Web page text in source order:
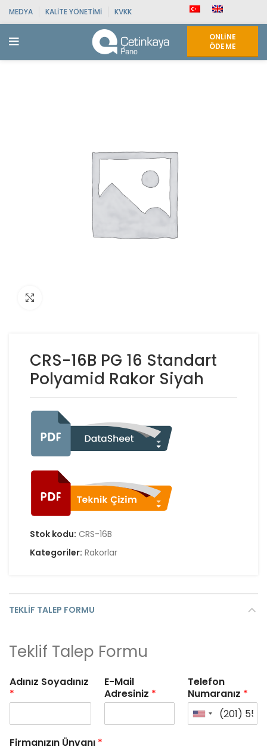
MEDYA KALITE YÖNETIMI KVKK
ONLINE
ÖDEME
CRS-16B PG 16 Standart
Polyamid Rakor Siyah
Stok kodu: CRS-16B
Kategoriler: Rakorlar
TEKLIF TALEP FORMU
Teklif Talep Formu
Adınız Soyadınız
*
E-Mail
Adresiniz *
Telefon
Numaranız *
Firmanızın Ünvanı *